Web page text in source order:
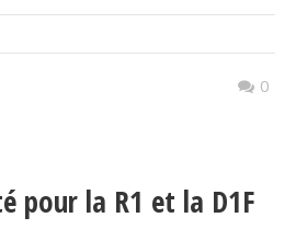
0
pour la R1 et la D1F